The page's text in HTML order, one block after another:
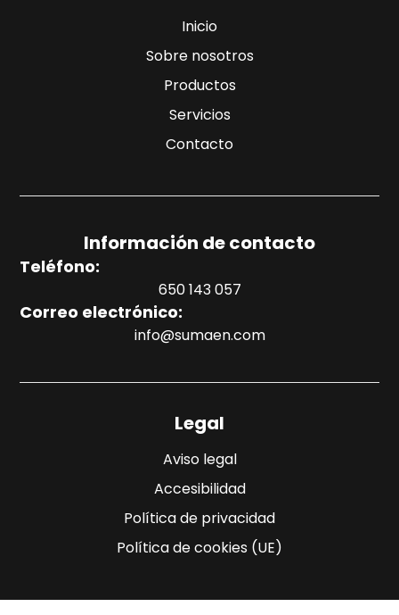
Inicio
Sobre nosotros
Productos
Servicios
Contacto
Información de contacto
Teléfono:
650 143 057
Correo electrónico:
info@sumaen.com
Legal
Aviso legal
Accesibilidad
Política de privacidad
Política de cookies (UE)